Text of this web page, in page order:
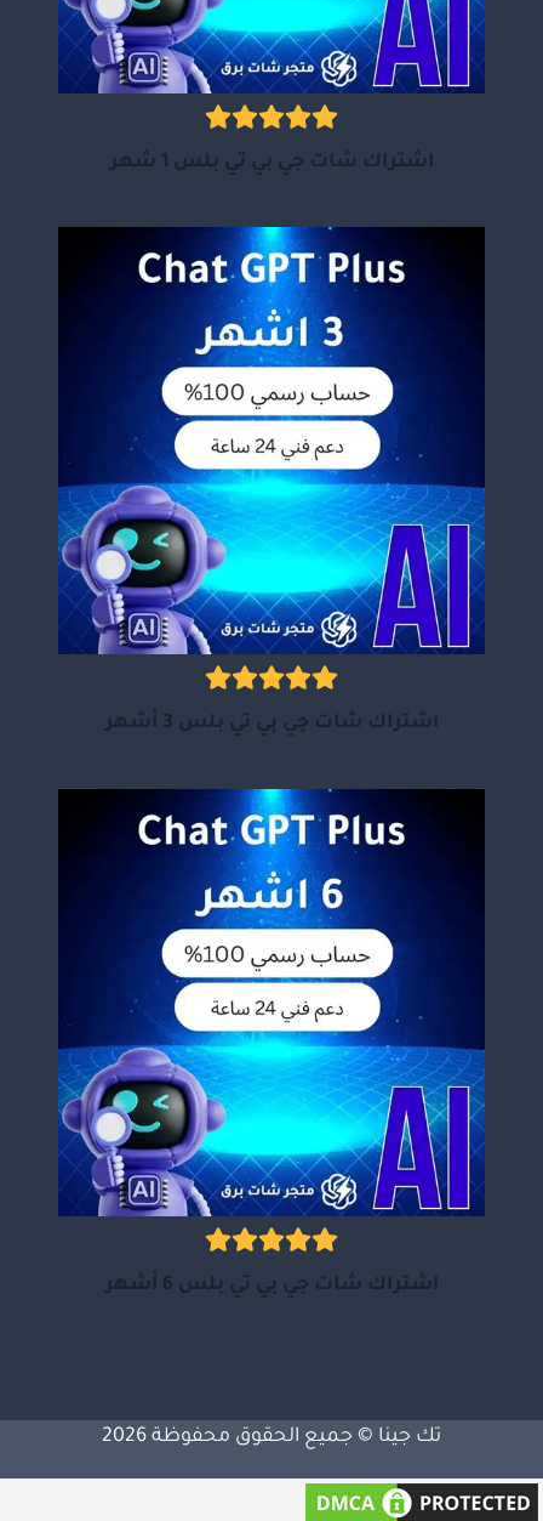
اشتراك شات جي بي تي بلس 1 شهر
اشتراك شات جي بي تي بلس 3 أشهر
اشتراك شات جي بي تي بلس 6 أشهر
تك جينا © جميع الحقوق محفوظة 2026